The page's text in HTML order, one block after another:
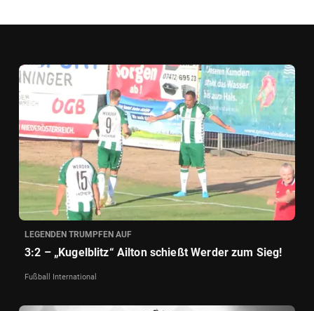
LEGENDEN TRUMPFEN AUF
3:2 – „Kugelblitz“ Ailton schießt Werder zum Sieg!
Fußball International